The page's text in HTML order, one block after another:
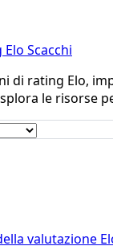
Scacchi
di rating Elo,
le risorse
valutazione